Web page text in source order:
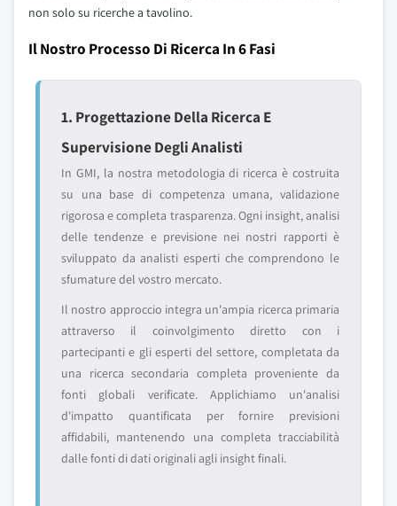
non solo su ricerche a tavolino.
Il Nostro Processo Di Ricerca In 6 Fasi
1. Progettazione Della Ricerca E
Supervisione Degli Analisti
In GMI, la nostra metodologia di ricerca è costruita
su una base di competenza umana, validazione
rigorosa e completa trasparenza. Ogni insight, analisi
delle tendenze e previsione nei nostri rapporti è
sviluppato da analisti esperti che comprendono le
sfumature del vostro mercato.
Il nostro approccio integra un'ampia ricerca primaria
attraverso il coinvolgimento diretto con i
partecipanti e gli esperti del settore, completata da
una ricerca secondaria completa proveniente da
fonti globali verificate. Applichiamo un'analisi
d'impatto quantificata per fornire previsioni
affidabili, mantenendo una completa tracciabilità
dalle fonti di dati originali agli insight finali.